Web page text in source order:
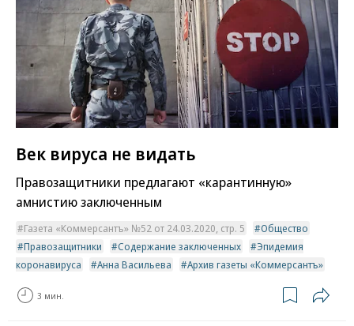
Век вируса не видать
Правозащитники предлагают «карантинную»
амнистию заключенным
Газета «Коммерсантъ» №52 от 24.03.2020, стр. 5
Общество
Правозащитники
Содержание заключенных
Эпидемия
коронавируса
Анна Васильева Архив газеты «Коммерсантъ»
3 мин.